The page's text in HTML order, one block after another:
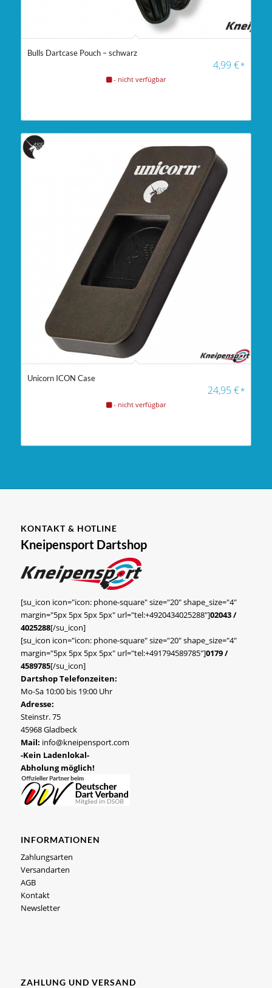
Bulls Dartcase Pouch – schwarz
4,99€*
- nicht verfügbar
Unicorn ICON Case
24,95€*
- nicht verfügbar
KONTAKT & HOTLINE
Kneipensport Dartshop
[su_icon icon="icon: phone-square" size="20" shape_size="4"
margin="5px 5px 5px 5px" url="tel:+4920434025288"]02043 /
4025288[/su_icon]
[su_icon icon="icon: phone-square" size="20" shape_size="4"
margin="5px 5px 5px 5px" url="tel:+491794589785"]0179 /
4589785[/su_icon]
Dartshop Telefonzeiten:
Mo-Sa 10:00 bis 19:00 Uhr
Adresse:
Steinstr. 75
45968 Gladbeck
Mail: info@kneipensport.com
-Kein Ladenlokal-
Abholung möglich!
INFORMATIONEN
Zahlungsarten
Versandarten
AGB
Kontakt
Newsletter
ZAHLUNG UND VERSAND